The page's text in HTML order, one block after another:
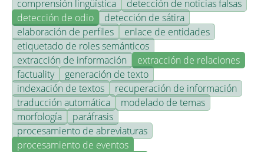
comprensión lingüística
detección de noticias falsas
detección de odio
detección de sátira
elaboración de perfiles
enlace de entidades
etiquetado de roles semánticos
extracción de información
extracción de relaciones
factuality
generación de texto
indexación de textos
recuperación de información
traducción automática
modelado de temas
morfología
paráfrasis
procesamiento de abreviaturas
procesamiento de eventos